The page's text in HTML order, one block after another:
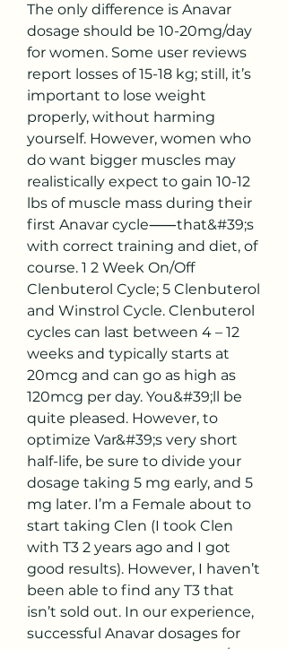
The only difference is Anavar
dosage should be 10-20mg/day
for women. Some user reviews
report losses of 15-18 kg; still, it’s
important to lose weight
properly, without harming
yourself. However, women who
do want bigger muscles may
realistically expect to gain 10-12
lbs of muscle mass during their
first Anavar cycle⸺that&#39;s
with correct training and diet, of
course. 1 2 Week On/Off
Clenbuterol Cycle; 5 Clenbuterol
and Winstrol Cycle. Clenbuterol
cycles can last between 4 – 12
weeks and typically starts at
20mcg and can go as high as
120mcg per day. You&#39;ll be
quite pleased. However, to
optimize Var&#39;s very short
half-life, be sure to divide your
dosage taking 5 mg early, and 5
mg later. I’m a Female about to
start taking Clen (I took Clen
with T3 2 years ago and I got
good results). However, I haven’t
been able to find any T3 that
isn’t sold out. In our experience,
successful Anavar dosages for